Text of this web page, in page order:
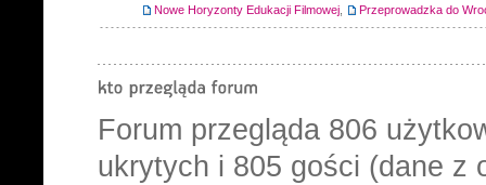
Nowe Horyzonty Edukacji Filmowej
Przeprowadzka do
Forum przegląda 806
ukrytych i 805 gości (dane z